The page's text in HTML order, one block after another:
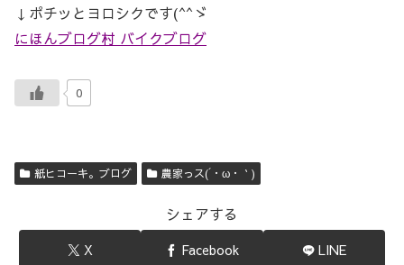
↓ポチッとヨロシクです(^^ゞ
にほんブログ村 バイクブログ
0
紙ヒコーキ。ブログ 農家っス(´・ω・｀)
シェアする
X Facebook LINE